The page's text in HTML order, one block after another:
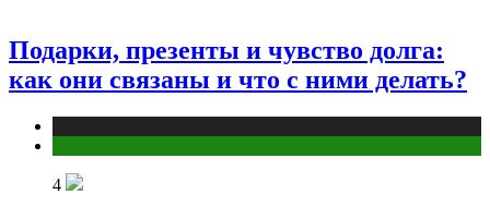
Подарки, презенты и чувство долга:
как они связаны и что с ними делать?
4